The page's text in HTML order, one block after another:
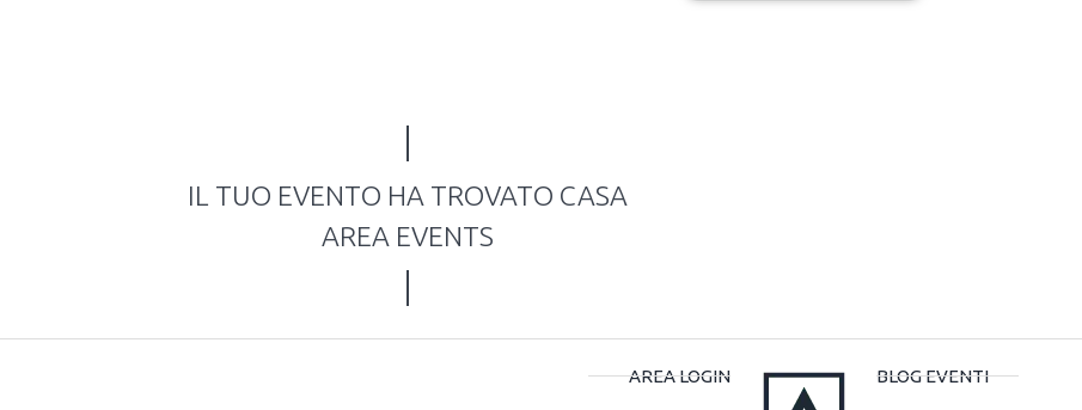
IL TUO EVENTO HA TROVATO CASA
AREA EVENTS
AREA LOGIN BLOG EVENTI